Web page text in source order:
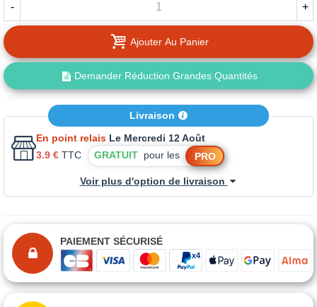
- +
Ajouter Au Panier
Demander Réduction Grandes Quantités
Livraison
En point relais Le Mercredi 12 Août
3.9 € TTC GRATUIT pour les PRO
Voir plus d'option de livraison
PAIEMENT SÉCURISÉ